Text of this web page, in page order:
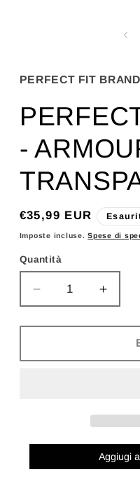
PERFECT FIT BRAND
-
Prezzo
di
€35,99 EUR
Imposte incluse.Spese di
Quantità
Diminuisci
quantità
per
FIT
per
FIT
TUG
Aggiugi